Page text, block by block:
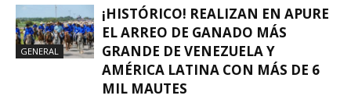
GENERAL
¡HISTÓRICO! REALIZAN EN APURE
EL ARREO DE GANADO MÁS
GRANDE DE VENEZUELA Y
AMÉRICA LATINA CON MÁS DE 6
MIL MAUTES